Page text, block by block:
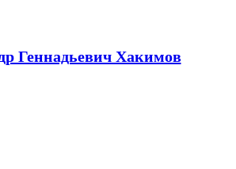
Геннадьевич Хакимов